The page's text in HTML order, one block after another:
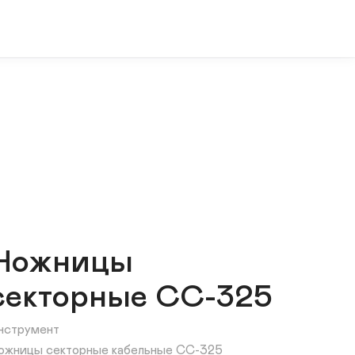
СС-325
секторные кабельные СС-325